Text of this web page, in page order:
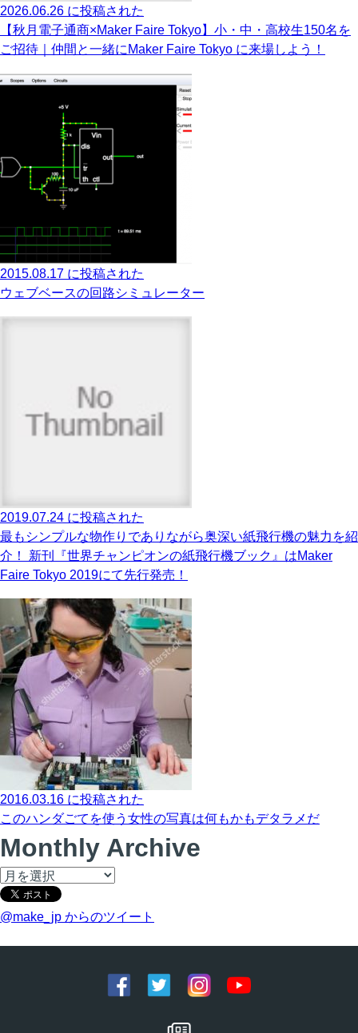
2026.06.26 に投稿された
【秋月電子通商×Maker Faire Tokyo】小・中・高校生150名を
ご招待｜仲間と一緒にMaker Faire Tokyo に来場しよう！
2015.08.17 に投稿された
ウェブベースの回路シミュレーター
2019.07.24 に投稿された
最もシンプルな物作りでありながら奥深い紙飛行機の魅力を紹
介！ 新刊『世界チャンピオンの紙飛行機ブック』はMaker
Faire Tokyo 2019にて先行発売！
2016.03.16 に投稿された
このハンダごてを使う女性の写真は何もかもデタラメだ
Monthly Archive
@make_jp からのツイート